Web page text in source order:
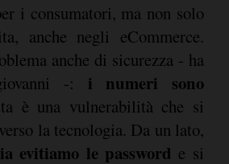
i consumatori, ma non solo
anche negli eCommerce.
anche di sicurezza - ha
-: i numeri sono
è una vulnerabilità che si
la tecnologia. Da un lato,
evitiamo le password e si